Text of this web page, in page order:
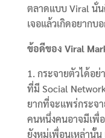
ตลาดแบบ Viral นั่
เจอแล้วเกิดอยาก
ข้อดีของ Viral
1. กระจายตัวได้อ
ที่มี Social
ยากที่จะแพร่กระจา
คนหนึ่งคนอาจมีเพื่
ยังหมู่เพื่อนเหล่านั้น